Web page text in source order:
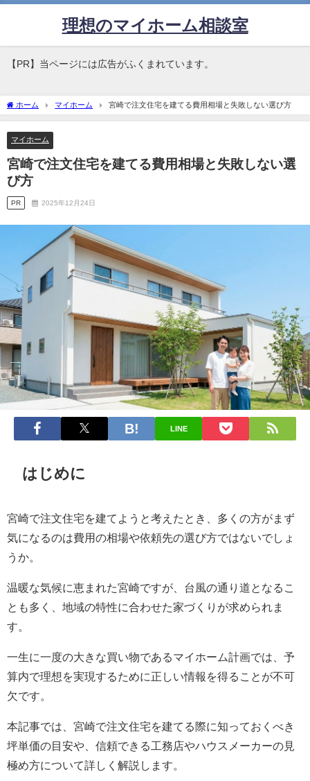
理想のマイホーム相談室
【PR】当ページには広告がふくまれています。
ホーム マイホーム 宮崎で注文住宅を建てる費用相場と失敗しない選び方
マイホーム
宮崎で注文住宅を建てる費用相場と失敗しない選
び方
PR 2025年12月24日
LINE
はじめに
宮崎で注文住宅を建てようと考えたとき、多くの方がまず
気になるのは費用の相場や依頼先の選び方ではないでしょ
うか。
温暖な気候に恵まれた宮崎ですが、台風の通り道となるこ
とも多く、地域の特性に合わせた家づくりが求められま
す。
一生に一度の大きな買い物であるマイホーム計画では、予
算内で理想を実現するために正しい情報を得ることが不可
欠です。
本記事では、宮崎で注文住宅を建てる際に知っておくべき
坪単価の目安や、信頼できる工務店やハウスメーカーの見
極め方について詳しく解説します。